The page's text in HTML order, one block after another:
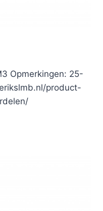
Opmerkingen: 25-
product-